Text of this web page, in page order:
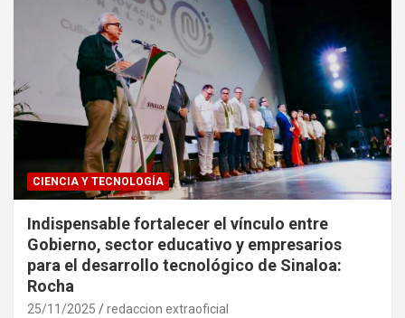
CIENCIA Y TECNOLOGÍA
Indispensable fortalecer el vínculo entre
Gobierno, sector educativo y empresarios
para el desarrollo tecnológico de Sinaloa:
Rocha
25/11/2025 redaccion extraoficial